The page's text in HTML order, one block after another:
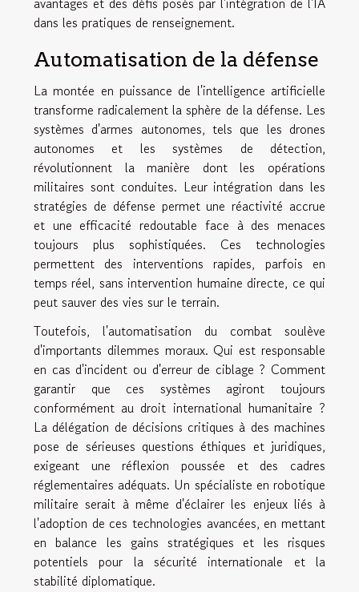
dans les pratiques de renseignement.
Automatisation de la défense
La montée en puissance de l'intelligence artificielle
transforme radicalement la sphère de la défense. Les
systèmes d'armes autonomes, tels que les drones
autonomes et les systèmes de détection,
révolutionnent la manière dont les opérations
militaires sont conduites. Leur intégration dans les
stratégies de défense permet une réactivité accrue
et une efficacité redoutable face à des menaces
toujours plus sophistiquées. Ces technologies
permettent des interventions rapides, parfois en
temps réel, sans intervention humaine directe, ce qui
peut sauver des vies sur le terrain.
Toutefois, l'automatisation du combat soulève
d'importants dilemmes moraux. Qui est responsable
en cas d'incident ou d'erreur de ciblage ? Comment
garantir que ces systèmes agiront toujours
conformément au droit international humanitaire ?
La délégation de décisions critiques à des machines
pose de sérieuses questions éthiques et juridiques,
exigeant une réflexion poussée et des cadres
réglementaires adéquats. Un spécialiste en robotique
militaire serait à même d'éclairer les enjeux liés à
l'adoption de ces technologies avancées, en mettant
en balance les gains stratégiques et les risques
potentiels pour la sécurité internationale et la
stabilité diplomatique.